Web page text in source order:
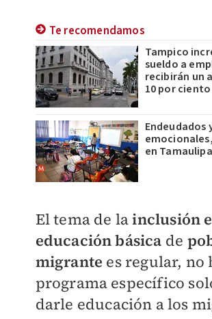
Te recomendamos
Tampico
sueldo a
recibirán un
10 por ciento
Endeudados
en
El tema de lainclusión
educación básica de
migrante es regular, no
programa específico
darle educación a los